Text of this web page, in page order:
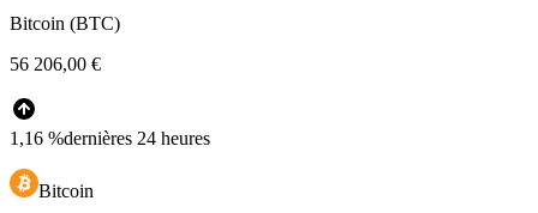
Bitcoin (BTC)
56 206,00 €
1,16 %dernières 24 heures
Bitcoin